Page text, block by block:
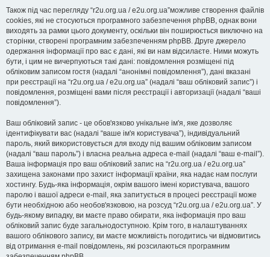
Також під час перегляду “r2u.org.ua / e2u.org.ua”можливе створення файлів
cookies, які не стосуються програмного забезпечення phpBB, однак вони
виходять за рамки цього документу, оскільки він поширюється виключно на
сторінки, створені програмним забезпеченням phpBB. Друге джерело
одержання інформації про вас є дані, які ви нам відсилаєте. Ними можуть
бути, і цим не вичерпуються такі дані: повідомлення розміщені під
обліковим записом гостя (надалі “анонімні повідомлення”), дані вказані
при реєстрації на “r2u.org.ua / e2u.org.ua” (надалі “ваш обліковий запис”) і
повідомлення, розміщені вами після реєстрації і авторизації (надалі “ваші
повідомлення”).
Ваш обліковий запис - це обов'язково унікальне ім'я, яке дозволяє
ідентифікувати вас (надалі “ваше ім'я користувача”), індивідуальний
пароль, який використовується для входу під вашим обліковим записом
(надалі “ваш пароль”) і власна реальна адреса e-mail (надалі “ваш e-mail”).
Ваша інформація про ваш обліковий запис на “r2u.org.ua / e2u.org.ua”
захищена законами про захист інформації країни, яка надає нам послуги
хостингу. Будь-яка інформація, окрім вашого імені користувача, вашого
паролю і вашої адреси e-mail, яка запитується в процесі реєстрації може
бути необхідною або необов'язковою, на розсуд “r2u.org.ua / e2u.org.ua”. У
будь-якому випадку, ви маєте право обирати, яка інформація про ваш
обліковий запис буде загальнодоступною. Крім того, в налаштуваннях
вашого облікового запису, ви маєте можливість погодитись чи відмовитись
від отримання e-mail повідомлень, які розсилаються програмним